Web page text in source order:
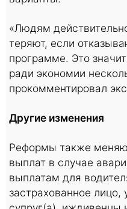
«Людям
теряют, если
программе. Это
ради экономии
прокомментировал
Другие изменения
Реформы также
выплат в случае
выплатам для
застрахованное лицо,